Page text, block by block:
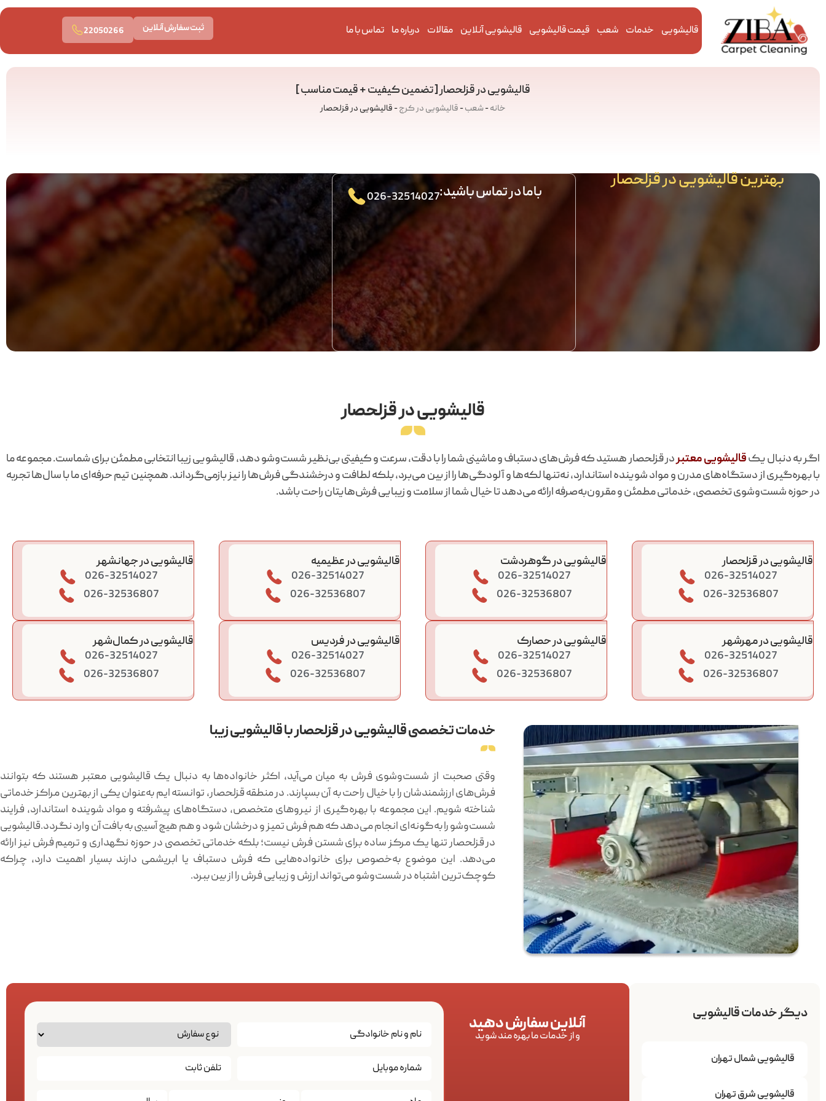
قالیشویی خدمات شعب قیمت قالیشویی قالیشویی آنلاین مقالات درباره ما تماس با ما ثبت سفارش آنلاین 22050266
قالیشویی در قزلحصار [ تضمین کیفیت + قیمت مناسب ]
خانه-شعب- قالیشویی در کرج- قالیشویی در قزلحصار
بهترین قالیشویی در قزلحصار
026-32514027باما در تماس باشید:
قالیشویی در قزلحصار
اگر به دنبال یکقالیشویی معتبردر قزلحصار هستید که فرش‌های دستباف و ماشینی شما را با دقت، سرعت و کیفیتی بی‌نظیر شست‌وشو دهد، قالیشویی زیبا انتخابی مطمئن برای شماست. مجموعه ما
با بهره‌گیری از دستگاه‌های مدرن و مواد شوینده استاندارد، نه‌تنها لکه‌ها و آلودگی‌ها را از بین می‌برد، بلکه لطافت و درخشندگی فرش‌ها را نیز بازمی‌گرداند. همچنین تیم حرفه‌ای ما با سال‌ها تجربه
در حوزه شست‌وشوی تخصصی، خدماتی مطمئن و مقرون‌به‌صرفه ارائه می‌دهد تا خیال شما از سلامت و زیبایی فرش‌هایتان راحت باشد.
قالیشویی در قزلحصار
026-32514027
026-32536807
قالیشویی در گوهردشت
026-32514027
026-32536807
قالیشویی در عظیمیه
026-32514027
026-32536807
قالیشویی در جهانشهر
026-32514027
026-32536807
قالیشویی در مهرشهر
026-32514027
026-32536807
قالیشویی در حصارک
026-32514027
026-32536807
قالیشویی در فردیس
026-32514027
026-32536807
قالیشویی در کمال‌شهر
026-32514027
026-32536807
خدمات تخصصی قالیشویی در قزلحصار با قالیشویی زیبا
وقتی صحبت از شست‌وشوی فرش به میان می‌آید، اکثر خانواده‌ها به دنبال یک قالیشویی معتبرهستند که بتوانند
فرش‌های ارزشمندشان را با خیال راحت به آن بسپارند. در منطقه قزلحصار، توانسته ایم به‌عنوان یکی از بهترین مراکز خدماتی
شناخته شویم. این مجموعه با بهره‌گیری از نیروهای متخصص، دستگاه‌های پیشرفته و مواد شوینده استاندارد، فرایند
شست‌وشو را به‌گونه‌ای انجام می‌دهد که هم فرش تمیز و درخشان شود و هم هیچ آسیبی به بافت آن وارد نگردد.قالیشویی
در قزلحصارتنها یک مرکز ساده برای شستن فرش نیست؛ بلکه خدماتی تخصصی در حوزه نگهداری و ترمیم فرش نیز ارائه
می‌دهد. این موضوع به‌خصوص برای خانواده‌هایی که فرش دستباف یا ابریشمی دارند بسیار اهمیت دارد، چراکه
کوچک‌ترین اشتباه در شست‌وشو می‌تواند ارزش و زیبایی فرش را از بین ببرد.
دیگر خدمات قالیشویی
قالیشویی شمال تهران
قالیشویی شرق تهران
آنلاین سفارش دهید
و از خدمات ما بهره مند شوید
تاریخ*